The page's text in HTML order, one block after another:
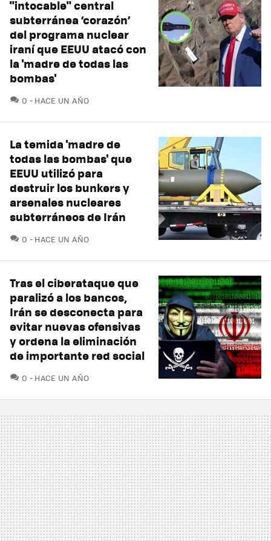
"intocable" central
subterránea ‘corazón’
del programa nuclear
iraní que EEUU atacó con
la 'madre de todas las
bombas'
0 COMENTARIOS
HACE UN AÑO
La temida 'madre de
todas las bombas' que
EEUU utilizó para
destruir los bunkers y
arsenales nucleares
subterráneos de Irán
0 COMENTARIOS
HACE UN AÑO
Tras el ciberataque que
paralizó a los bancos,
Irán se desconecta para
evitar nuevas ofensivas
y ordena la eliminación
de importante red social
0 COMENTARIOS
HACE UN AÑO